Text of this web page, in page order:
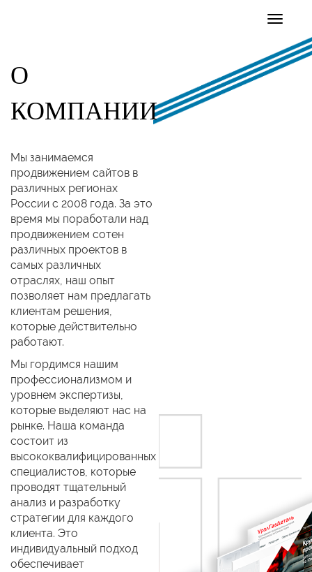
О
КОМПАНИИ
Мы занимаемся
продвижением сайтов в
различных регионах
России с 2008 года. За это
время мы поработали над
продвижением сотен
различных проектов в
самых различных
отраслях, наш опыт
позволяет нам предлагать
клиентам решения,
которые действительно
работают.
Мы гордимся нашим
профессионализмом и
уровнем экспертизы,
которые выделяют нас на
рынке. Наша команда
состоит из
высококвалифицированных
специалистов, которые
проводят тщательный
анализ и разработку
стратегии для каждого
клиента. Это
индивидуальный подход
обеспечивает